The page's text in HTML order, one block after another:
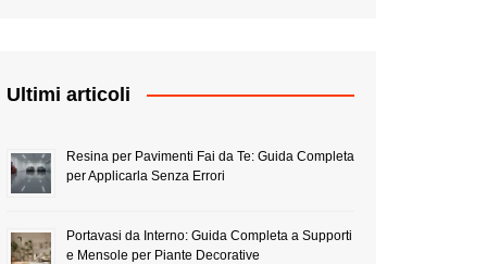
Ultimi articoli
Resina per Pavimenti Fai da Te: Guida Completa
per Applicarla Senza Errori
Portavasi da Interno: Guida Completa a Supporti
e Mensole per Piante Decorative